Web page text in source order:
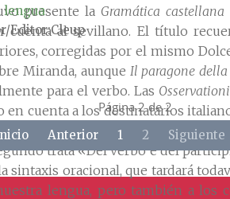
presente la Gramática castellana
al sevillano. El título
corregidas por el mismo
Miranda, aunque Il paragone
para el verbo. Las
cuenta a los destinatarios
la división tradicional, el
trata «Del verbo e del
oracional, que tardará
lengua, pero también a los
lengua
Editor Cleup
Página 2 de 2
Anterior 1 2 Siguiente